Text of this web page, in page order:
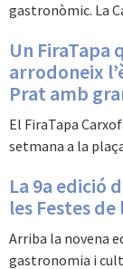
gastronòmic. La
Un FiraTapa
arrodoneix
Prat amb
El FiraTapa
setmana a la
La 9a edició
les Festes
Arriba la novena
gastronomia i